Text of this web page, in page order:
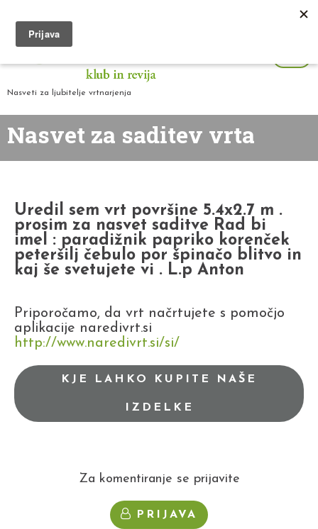
Nasveti za ljubitelje vrtnarjenja
Nasvet za saditev vrta
Uredil sem vrt površine 5.4x2.7 m .
prosim za nasvet saditve Rad bi
imel : paradižnik papriko korenček
peteršilj čebulo por špinačo blitvo in
kaj še svetujete vi . L.p Anton
Priporočamo, da vrt načrtujete s pomočjo
aplikacije naredivrt.si
http://www.naredivrt.si/si/
KJE LAHKO KUPITE NAŠE
IZDELKE
Za komentiranje se prijavite
PRIJAVA